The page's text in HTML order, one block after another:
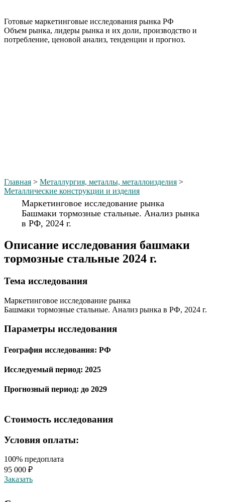
Готовые маркетинговые исследования рынка РФ
Объем рынка, лидеры рынка и их доли, производство и
потребление, ценовой анализ, тенденции и прогноз.
Главная > Металлургия, металлы, металлоизделия >
Металлические конструкции и изделия
Маркетинговое исследование рынка
Башмаки тормозные стальные. Анализ рынка
в РФ, 2024 г.
Описание исследования башмаки
тормозные стальные 2024 г.
Тема иcследования
Маркетинговое исследование рынка
Башмаки тормозные стальные. Анализ рынка в РФ, 2024 г.
Параметры исследования
География исследования: РФ
Исследуемый период: 2025
Прогнозный период: до 2029
Стоимость исследования
Условия оплаты:
100% предоплата
95 000 ₽
Заказать